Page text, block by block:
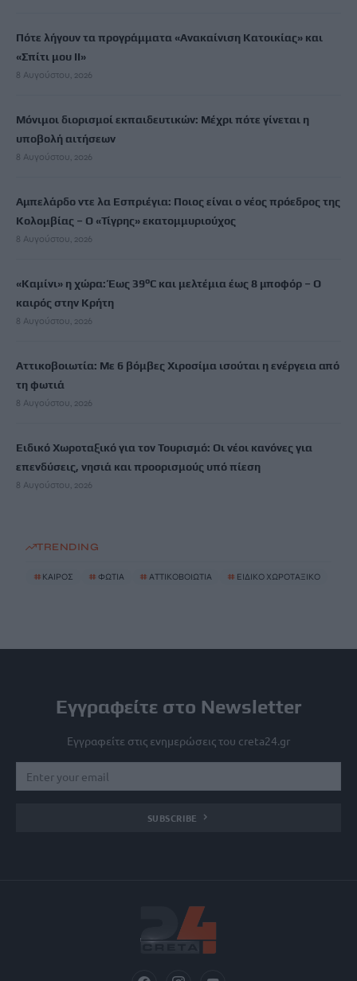
Πότε λήγουν τα προγράμματα «Ανακαίνιση Κατοικίας» και
«Σπίτι μου ΙΙ»
8 Αυγούστου, 2026
Μόνιμοι διορισμοί εκπαιδευτικών: Μέχρι πότε γίνεται η
υποβολή αιτήσεων
8 Αυγούστου, 2026
Αμπελάρδο ντε λα Εσπριέγια: Ποιος είναι ο νέος πρόεδρος της
Κολομβίας – Ο «Τίγρης» εκατομμυριούχος
8 Αυγούστου, 2026
«Καμίνι» η χώρα: Έως 39°C και μελτέμια έως 8 μποφόρ – Ο
καιρός στην Κρήτη
8 Αυγούστου, 2026
Αττικοβοιωτία: Με 6 βόμβες Χιροσίμα ισούται η ενέργεια από
τη φωτιά
8 Αυγούστου, 2026
Ειδικό Χωροταξικό για τον Τουρισμό: Οι νέοι κανόνες για
επενδύσεις, νησιά και προορισμούς υπό πίεση
8 Αυγούστου, 2026
TRENDING
# ΚΑΙΡΟΣ # ΦΩΤΙΑ # ΑΤΤΙΚΟΒΟΙΩΤΙΑ # ΕΙΔΙΚΟ ΧΩΡΟΤΑΞΙΚΟ
Εγγραφείτε στο Newsletter
Εγγραφείτε στις ενημερώσεις του creta24.gr
SUBSCRIBE